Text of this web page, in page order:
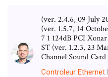
(ver. 2.4.6, 09 July
(ver. 1.5.7, 14
7 1 124dB PCI
ST (ver. 1.2.3, 23
Channel Sound
Controleur Ethernet